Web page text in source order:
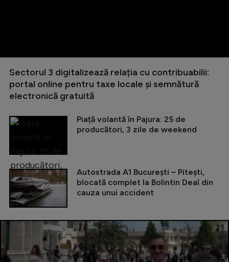
Sectorul 3 digitalizează relația cu contribuabilii:
portal online pentru taxe locale și semnătură
electronică gratuită
Piață volantă în Pajura: 25 de
producători, 3 zile de weekend
Autostrada A1 București – Pitești,
blocată complet la Bolintin Deal din
cauza unui accident